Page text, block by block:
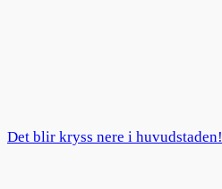
Det blir kryss nere i huvudstaden!